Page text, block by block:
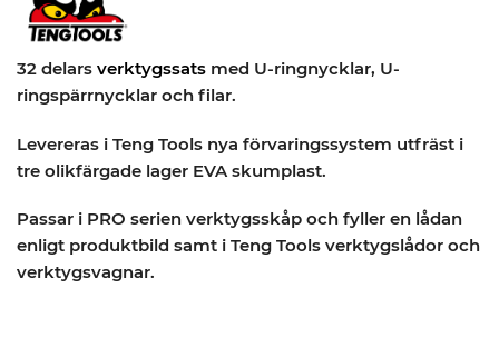
32 delars verktygssats med U-ringnycklar, U-
ringspärrnycklar och filar.
Levereras i Teng Tools nya förvaringssystem utfräst i
tre olikfärgade lager EVA skumplast.
Passar i PRO serien verktygsskåp och fyller en lådan
enligt produktbild samt i Teng Tools verktygslådor och
verktygsvagnar.